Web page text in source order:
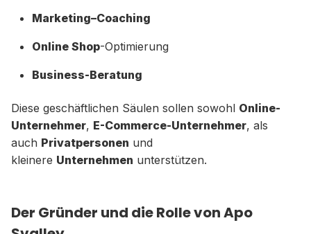
Marketing–Coaching
Online Shop-Optimierung
Business-Beratung
Diese geschäftlichen Säulen sollen sowohl Online-
Unternehmer, E-Commerce-Unternehmer, als
auch Privatpersonen und
kleinere Unternehmen unterstützen.
Der Gründer und die Rolle von Apo